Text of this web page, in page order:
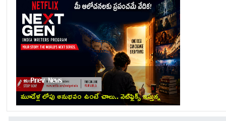
« Prev News
మూడేళ్ల లోపు అనుభవం ఉంటే చాలు.. నెట్‌ఫ్లిక్స్ ఇస్తున్న
క్రేజీ ఆఫర్ ఇదే.!